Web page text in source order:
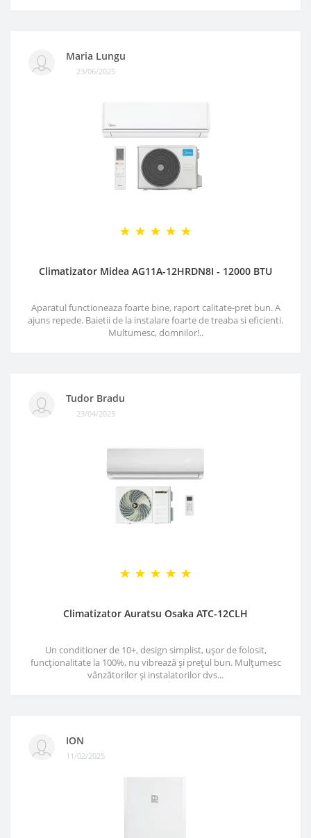
Maria Lungu
23/06/2025
Climatizator Midea AG11A-12HRDN8I - 12000 BTU
Aparatul functioneaza foarte bine, raport calitate-pret bun. A
ajuns repede. Baietii de la instalare foarte de treaba si eficienti.
Multumesc, domnilor!..
Tudor Bradu
23/04/2025
Climatizator Auratsu Osaka ATC-12CLH
Un conditioner de 10+, design simplist, ușor de folosit,
funcționalitate la 100%, nu vibrează și prețul bun. Mulțumesc
vânzătorilor și instalatorilor dvs...
ION
11/02/2025